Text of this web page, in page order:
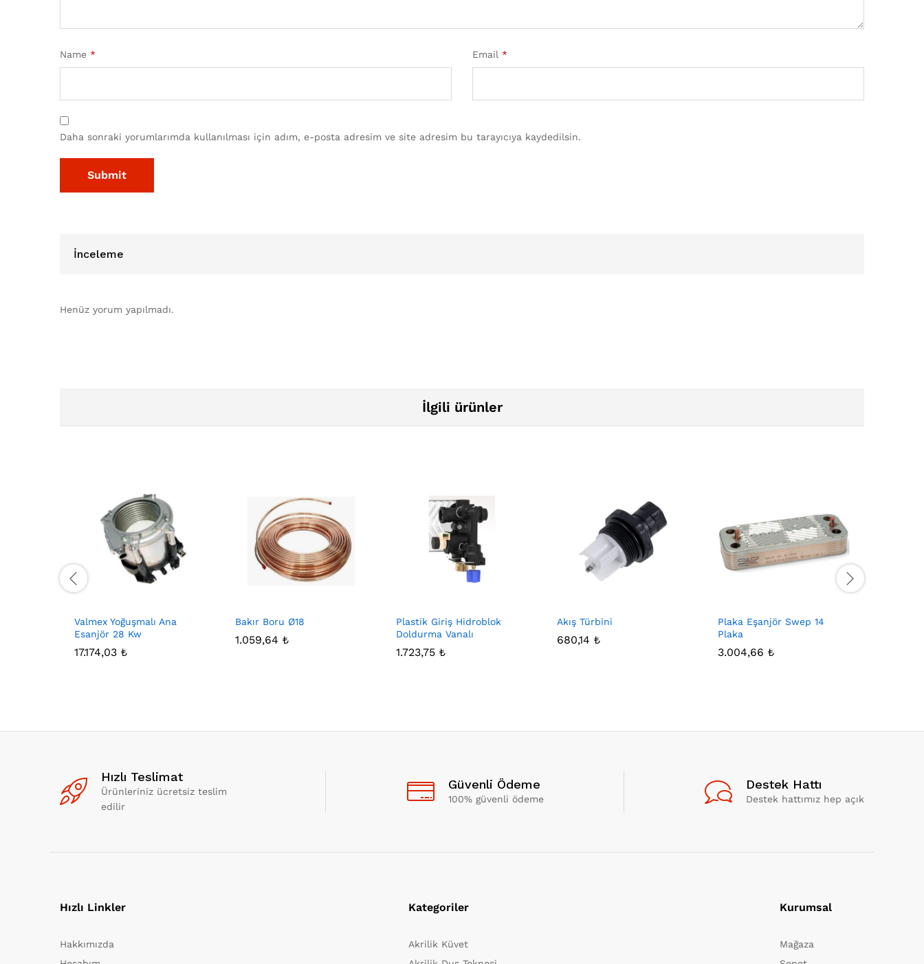
Name * Email *
Daha sonraki yorumlarımda kullanılması için adım, e-posta adresim ve site adresim bu tarayıcıya kaydedilsin.
İnceleme
Henüz yorum yapılmadı.
İlgili ürünler
Valmex Yoğuşmalı Ana
Esanjör 28 Kw
17.174,03 ₺
Bakır Boru Ø18
1.059,64 ₺
Plastik Giriş Hidroblok
Doldurma Vanalı
1.723,75 ₺
Akış Türbini
680,14 ₺
Plaka Eşanjör Swep 14
Plaka
3.004,66 ₺
Hızlı Teslimat
Ürünleriniz ücretsiz teslim
edilir
Güvenli Ödeme
100% güvenli ödeme
Destek Hattı
Destek hattımız hep açık
Hızlı Linkler
Hakkımızda
Kategoriler
Akrilik Küvet
Kurumsal
Mağaza